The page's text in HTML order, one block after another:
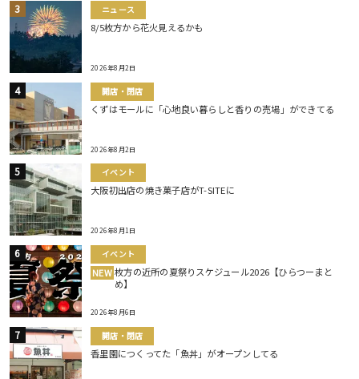
ニュース
8/5枚方から花火見えるかも
2026年8月2日
開店・閉店
くずはモールに「心地良い暮らしと香りの売場」ができてる
2026年8月2日
イベント
大阪初出店の焼き菓子店がT-SITEに
2026年8月1日
イベント
NEW 枚方の近所の夏祭りスケジュール2026【ひらつーまと
め】
2026年8月6日
開店・閉店
香里園につくってた「魚丼」がオープンしてる